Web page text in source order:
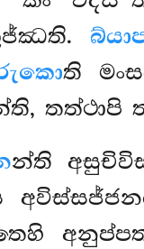
ති
න්ති